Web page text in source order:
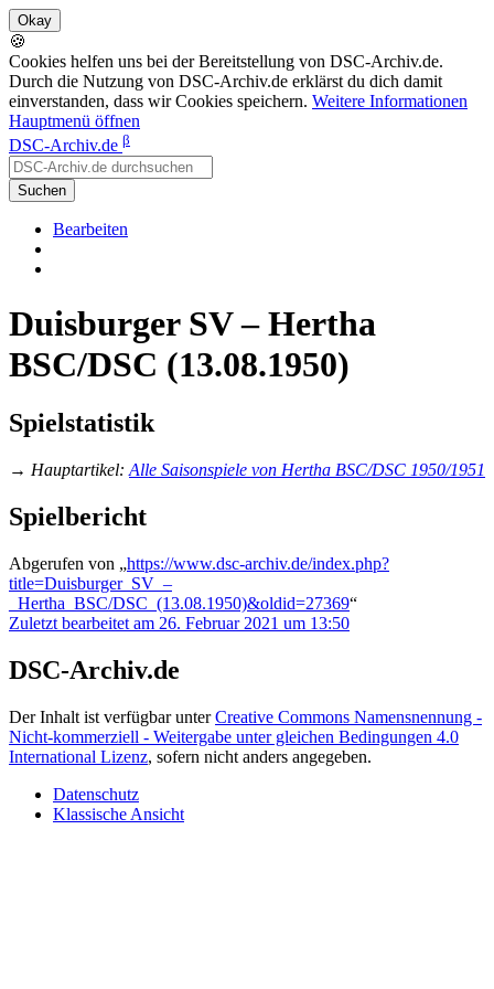
🍪
Cookies helfen uns bei der Bereitstellung von DSC-Archiv.de.
Durch die Nutzung von DSC-Archiv.de erklärst du dich damit
einverstanden, dass wir Cookies speichern. Weitere Informationen
Hauptmenü öffnen
DSC-Archiv.de β
Suchen
Bearbeiten
Duisburger SV – Hertha
BSC/DSC (13.08.1950)
Spielstatistik
→ Hauptartikel: Alle Saisonspiele von Hertha BSC/DSC 1950/1951
Spielbericht
Abgerufen von „https://www.dsc-archiv.de/index.php?
title=Duisburger_SV_–
_Hertha_BSC/DSC_(13.08.1950)&oldid=27369“
Zuletzt bearbeitet am 26. Februar 2021 um 13:50
DSC-Archiv.de
Der Inhalt ist verfügbar unterCreative Commons Namensnennung -
Nicht-kommerziell - Weitergabe unter gleichen Bedingungen 4.0
International Lizenz, sofern nicht anders angegeben.
Datenschutz
Klassische Ansicht